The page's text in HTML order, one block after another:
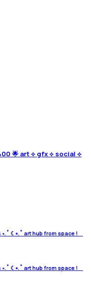
🌟 art ⟡ gfx ⟡ social ⟡
☾⭒.˚ art hub from space !
☾⭒.˚ art hub from space !